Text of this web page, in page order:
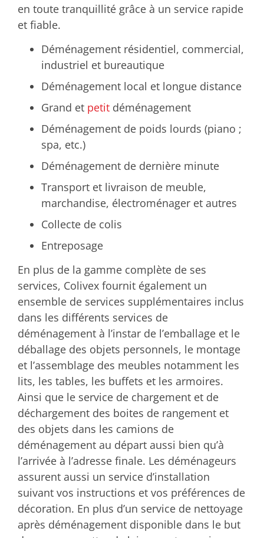
en toute tranquillité grâce à un service rapide
et fiable.
Déménagement résidentiel, commercial,
industriel et bureautique
Déménagement local et longue distance
Grand et petit déménagement
Déménagement de poids lourds (piano ;
spa, etc.)
Déménagement de dernière minute
Transport et livraison de meuble,
marchandise, électroménager et autres
Collecte de colis
Entreposage
En plus de la gamme complète de ses
services, Colivex fournit également un
ensemble de services supplémentaires inclus
dans les différents services de
déménagement à l’instar de l’emballage et le
déballage des objets personnels, le montage
et l’assemblage des meubles notamment les
lits, les tables, les buffets et les armoires.
Ainsi que le service de chargement et de
déchargement des boites de rangement et
des objets dans les camions de
déménagement au départ aussi bien qu’à
l’arrivée à l’adresse finale. Les déménageurs
assurent aussi un service d’installation
suivant vos instructions et vos préférences de
décoration. En plus d’un service de nettoyage
après déménagement disponible dans le but